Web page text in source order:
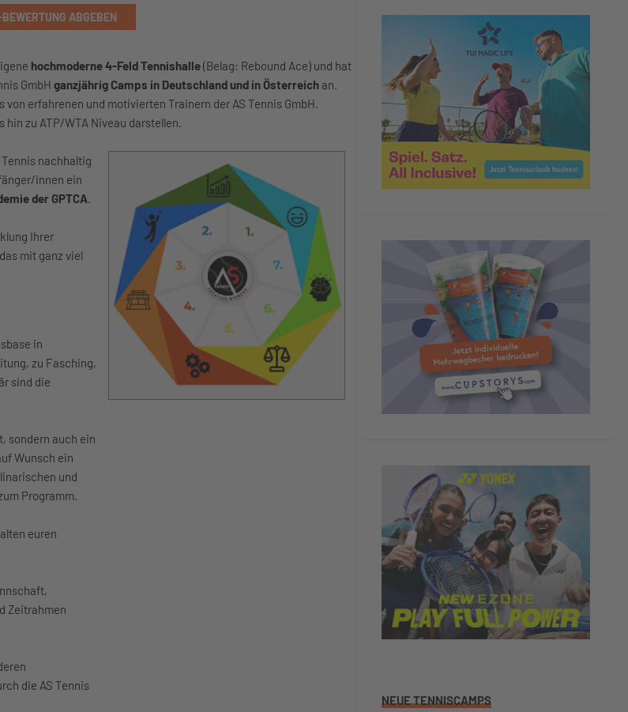
ABGEBEN
hochmoderne 4-Feld Tennishalle(Belag: Rebound Ace) und hat
GmbH ganzjährig Camps in Deutschland und in Österreich an.
erfahrenen und motivierten Trainern der AS Tennis GmbH.
zu ATP/WTA Niveau darstellen.
Tennis nachhaltig
innen ein
der GPTCA.
Ihrer
mit ganz viel
in
zu Fasching,
sind die
sondern auch ein
Wunsch ein
und
Programm.
euren
Zeitrahmen
die AS Tennis
NEUE TENNISCAMPS